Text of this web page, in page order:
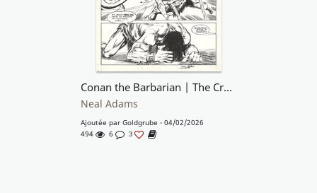
Conan the Barbarian | The Crawler in the Mists | #PR-31 #116
Neal Adams
Ajoutée par Goldgrube - 04/02/2026
494
6 3